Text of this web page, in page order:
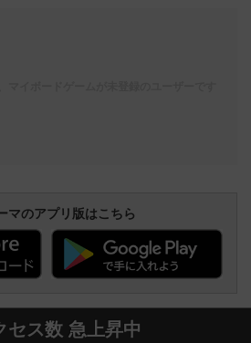
マのアプリ版はこちら
セス数 急上昇中